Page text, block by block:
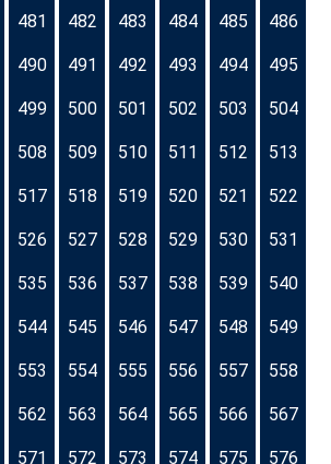
481 482 483 484 485 486
490 491 492 493 494 495
499 500 501 502 503 504
508 509 510 511 512 513
517 518 519 520 521 522
526 527 528 529 530 531
535 536 537 538 539 540
544 545 546 547 548 549
553 554 555 556 557 558
562 563 564 565 566 567
571 572 573 574 575 576